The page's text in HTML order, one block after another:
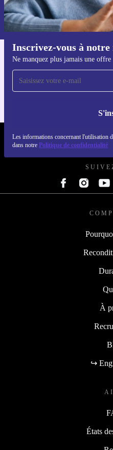
Inscrivez-vous à notre
Ne manquez plus jamais une offre
Les informations concernant l'utilisation
dans notre Politique de confidentialité
Retrouvez les informations sur
dans notrepolitique de
Téléchargez
Pour iOS et
REFURBED
À
↪
États